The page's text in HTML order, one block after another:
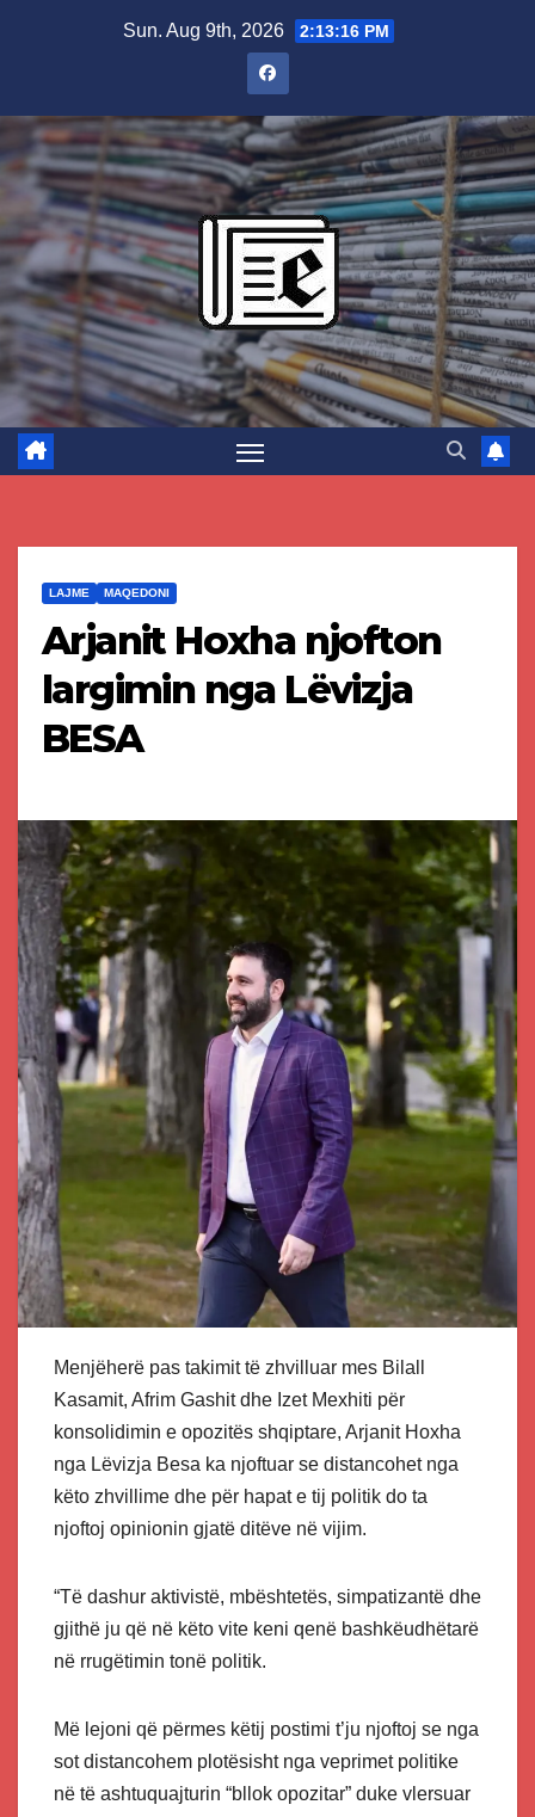
Sun. Aug 9th, 2026 2:13:17 PM
LAJME MAQEDONI
Arjanit Hoxha njofton
largimin nga Lëvizja
BESA
Menjëherë pas takimit të zhvilluar mes Bilall
Kasamit, Afrim Gashit dhe Izet Mexhiti për
konsolidimin e opozitës shqiptare, Arjanit Hoxha
nga Lëvizja Besa ka njoftuar se distancohet nga
këto zhvillime dhe për hapat e tij politik do ta
njoftoj opinionin gjatë ditëve në vijim.
“Të dashur aktivistë, mbështetës, simpatizantë dhe
gjithë ju që në këto vite keni qenë bashkëudhëtarë
në rrugëtimin tonë politik.
Më lejoni që përmes këtij postimi t’ju njoftoj se nga
sot distancohem plotësisht nga veprimet politike
në të ashtuquajturin “bllok opozitar” duke vlersuar